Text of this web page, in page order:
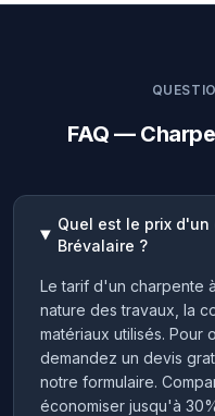
FAQ —
Quel est le prix
Brévalaire ?
Le tarif d'un charpente
nature des travaux, la
matériaux utilisés. Pour
demandez un devis
notre formulaire.
économiser jusqu'à